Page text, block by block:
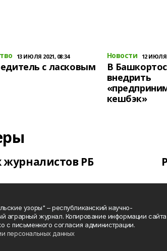
13 ИЮЛЯ 2021, 08:34
с ласковым
Новости 12 ИЮЛЯ
В
внедрить
кешбэк»
журналистов РБ
узоры" – республиканский научно-
аграрный журнал. Копирование информации сайта
с письменного согласия администрации.
персональных данных